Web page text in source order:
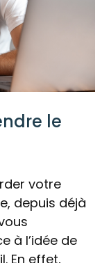
le
votre
depuis déjà
à l’idée de
En effet,